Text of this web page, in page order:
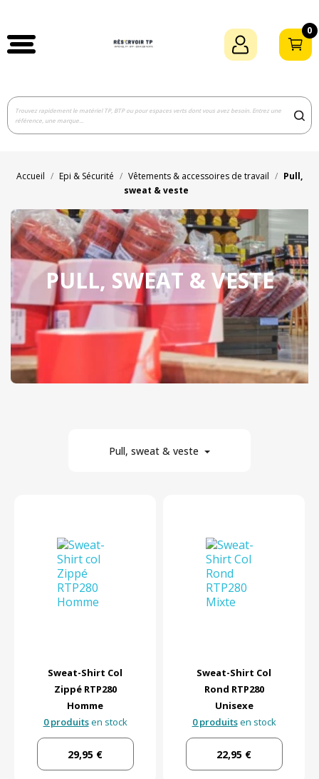
0
Accueil Epi & Sécurité Vêtements & accessoires de travail
Pull,
sweat & veste
PULL, SWEAT & VESTE
En stock 6 Par prix
Pull, sweat & veste
Sweat-Shirt Col
Zippé RTP280
Homme
0 produitsen stock
29,95 €
Sweat-Shirt Col
Rond RTP280
Unisexe
0 produitsen stock
22,95 €